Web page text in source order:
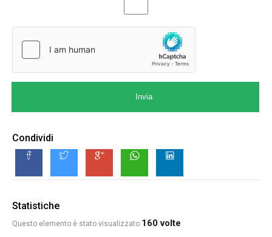
Invia
Condividi
Statistiche
Questo elemento è stato visualizzato 160 volte